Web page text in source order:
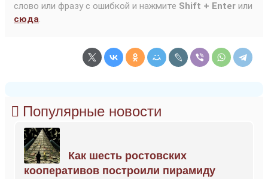
слово или фразу с ошибкой и нажмите Shift + Enter или
сюда.
Популярные новости
Как шесть ростовских
кооперативов построили пирамиду